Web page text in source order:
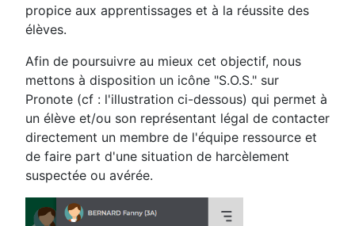
propice aux apprentissages et à la réussite des
élèves.
Afin de poursuivre au mieux cet objectif, nous
mettons à disposition un icône "S.O.S." sur
Pronote (cf : l'illustration ci-dessous) qui permet à
un élève et/ou son représentant légal de contacter
directement un membre de l'équipe ressource et
de faire part d'une situation de harcèlement
suspectée ou avérée.